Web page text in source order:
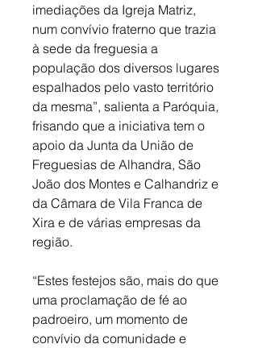
imediações da Igreja Matriz,
num convívio fraterno que trazia
à sede da freguesia a
população dos diversos lugares
espalhados pelo vasto território
da mesma”, salienta a Paróquia,
frisando que a iniciativa tem o
apoio da Junta da União de
Freguesias de Alhandra, São
João dos Montes e Calhandriz e
da Câmara de Vila Franca de
Xira e de várias empresas da
região.
“Estes festejos são, mais do que
uma proclamação de fé ao
padroeiro, um momento de
convívio da comunidade e